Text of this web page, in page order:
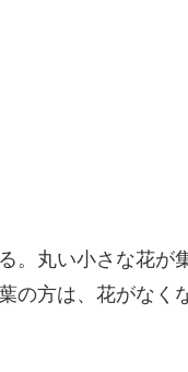
。丸い小さな花が
の方は、花がなく